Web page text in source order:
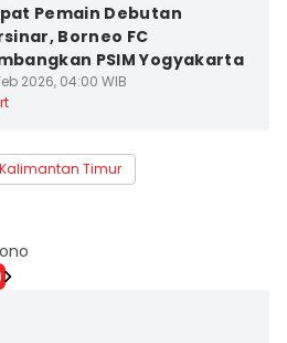
Pemain Debutan
Borneo FC
PSIM Yogyakarta
2026, 04:00 WIB
Kalimantan Timur